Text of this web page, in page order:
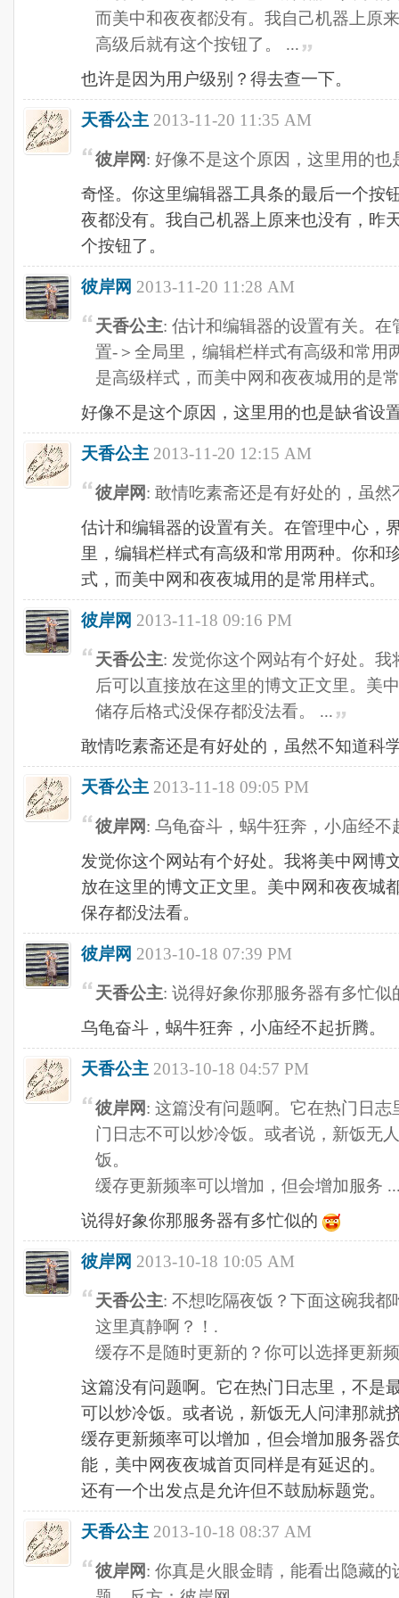
而美中和夜夜都没有。我自己机器上原
高级后就有这个按钮了。 ...
也许是因为用户级别？得去查一下。
天香公主 2013-11-20 11:35 AM
彼岸网: 好像不是这个原因，这里用的也
奇怪。你这里编辑器工具条的最后一个按
夜都没有。我自己机器上原来也没有，昨
个按钮了。
彼岸网 2013-11-20 11:28 AM
天香公主: 估计和编辑器的设置有关。
置-＞全局里，编辑栏样式有高级和常用
是高级样式，而美中网和夜夜城用的是
好像不是这个原因，这里用的也是缺省设
天香公主 2013-11-20 12:15 AM
彼岸网: 敢情吃素斋还是有好处的，虽
估计和编辑器的设置有关。在管理中心，
里，编辑栏样式有高级和常用两种。你和
式，而美中网和夜夜城用的是常用样式。
彼岸网 2013-11-18 09:16 PM
天香公主: 发觉你这个网站有个好处。
后可以直接放在这里的博文正文里。美
储存后格式没保存都没法看。 ...
敢情吃素斋还是有好处的，虽然不知道科
天香公主 2013-11-18 09:05 PM
彼岸网: 乌龟奋斗，蜗牛狂奔，小庙经不
发觉你这个网站有个好处。我将美中网博
放在这里的博文正文里。美中网和夜夜城
保存都没法看。
彼岸网 2013-10-18 07:39 PM
天香公主: 说得好象你那服务器有多忙
乌龟奋斗，蜗牛狂奔，小庙经不起折腾。
天香公主 2013-10-18 04:57 PM
彼岸网: 这篇没有问题啊。它在热门日
门日志不可以炒冷饭。或者说，新饭无
饭。
缓存更新频率可以增加，但会增加服务
说得好象你那服务器有多忙似的
彼岸网 2013-10-18 10:05 AM
天香公主: 不想吃隔夜饭？下面这碗我都
这里真静啊？！.
缓存不是随时更新的？你可以选择更新
这篇没有问题啊。它在热门日志里，不是
可以炒冷饭。或者说，新饭无人问津那就
缓存更新频率可以增加，但会增加服务器
能，美中网夜夜城首页同样是有延迟的。
还有一个出发点是允许但不鼓励标题党。
天香公主 2013-10-18 08:37 AM
彼岸网: 你真是火眼金睛，能看出隐藏